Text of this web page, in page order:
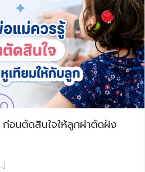
อนตัดสินใจให้ลูกผ่าตัดฝัง